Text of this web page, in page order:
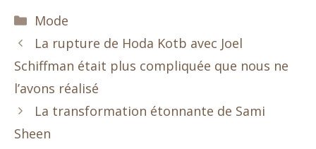
Catégories
Mode
La rupture de Hoda Kotb avec Joel
Schiffman était plus compliquée que nous ne
l’avons réalisé
La transformation étonnante de Sami
Sheen